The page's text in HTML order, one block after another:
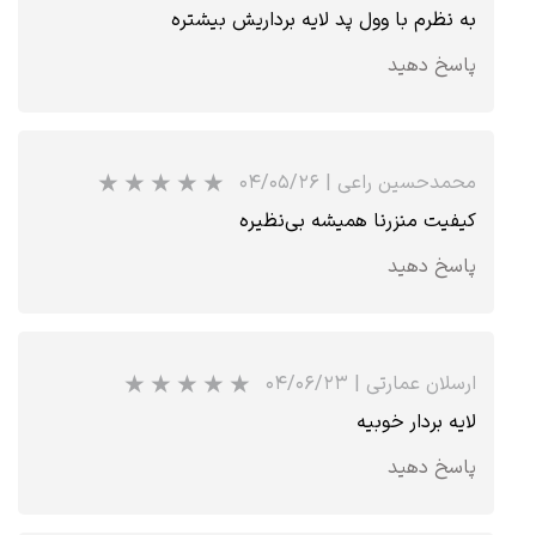
★★★★★
به نظرم با وول پد لایه برداریش بیشتره
پاسخ دهید
محمدحسین راعی | ۰۴/۰۵/۲۶
کیفیت منزرنا همیشه بی‌نظیره
پاسخ دهید
ارسلان عمارتی | ۰۴/۰۶/۲۳
لایه بردار خوبیه
پاسخ دهید